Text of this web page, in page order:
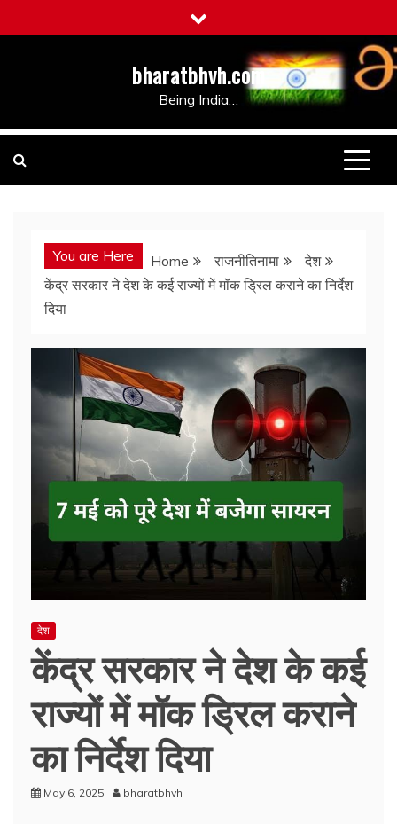
to
bharatbhvh.com
Being India…
You are Here Home राजनीतिनामा
देश
केंद्र सरकार ने देश के कई राज्यों में मॉक ड्रिल कराने का निर्देश
दिया
देश
केंद्र सरकार ने देश के कई
राज्यों में मॉक ड्रिल कराने
का निर्देश दिया
May 6, 2025 bharatbhvh